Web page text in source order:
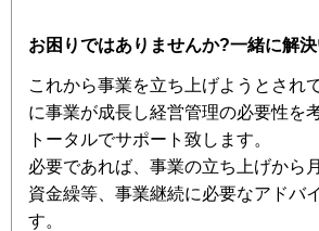
お困りではありませんか?一緒に解
これから事業を立ち上げようとされ
に事業が成長し経営管理の必要性を
トータルでサポート致します。
必要であれば、事業の立ち上げから
資金繰等、事業継続に必要なアドバ
す。